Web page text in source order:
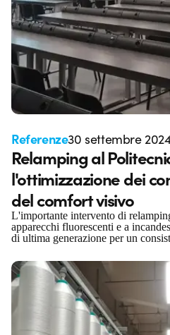
Referenze30 settembre
Relamping al
l'ottimizzazione dei
del comfort visivo
L'importante intervento di
apparecchi fluorescenti e a
di ultima generazione per un